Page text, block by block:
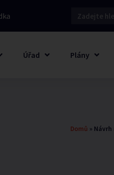
Úřad Plány
Domů » Návrh